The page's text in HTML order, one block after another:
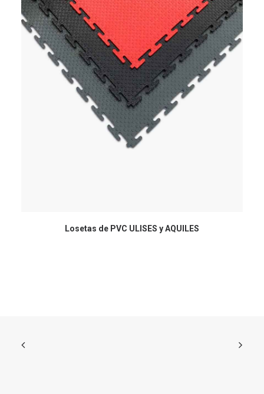
Losetas de PVC ULISES y AQUILES